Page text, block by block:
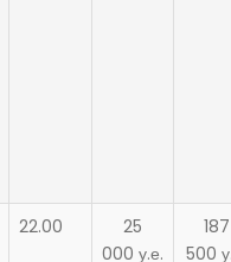
22.00
25
000 у.е.
187
500